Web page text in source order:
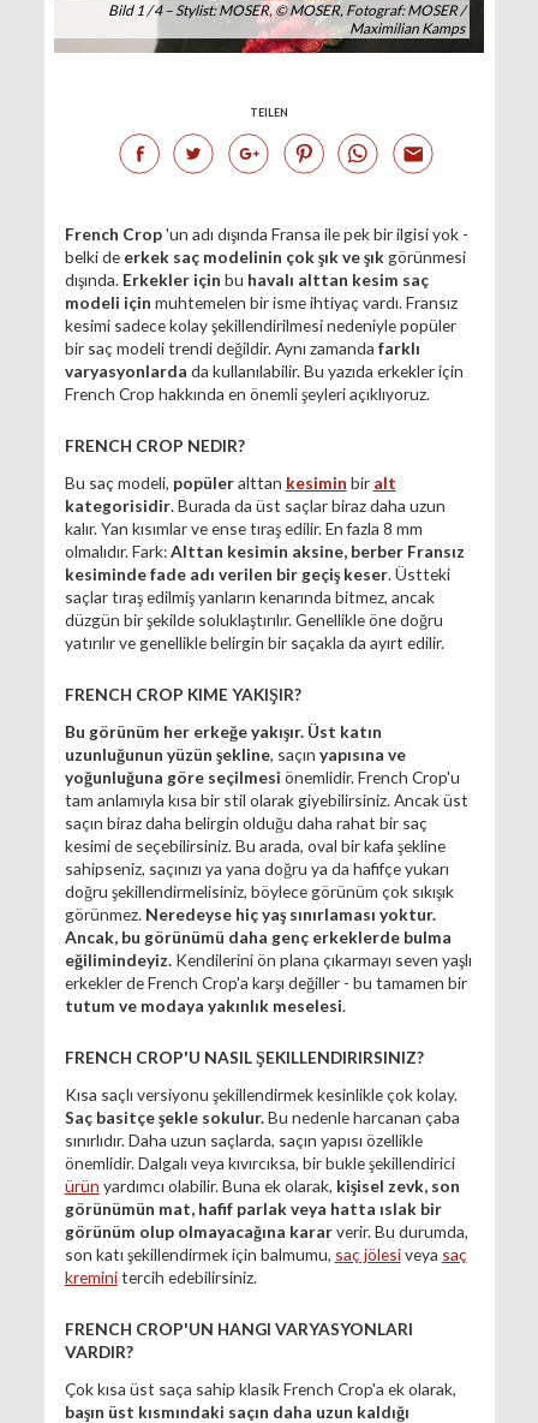
Bild 1 / 4 – Stylist: MOSER, © MOSER, Fotograf: MOSER /
Maximilian Kamps
TEILEN
French Crop'un adı dışında Fransa ile pek bir ilgisi yok -
belki de erkek saç modelinin çok şık ve şıkgörünmesi
dışında. Erkekler için bu havalı alttan kesim saç
modeli için muhtemelen bir isme ihtiyaç vardı. Fransız
kesimi sadece kolay şekillendirilmesi nedeniyle popüler
bir saç modeli trendi değildir. Aynı zamanda farklı
varyasyonlarda da kullanılabilir. Bu yazıda erkekler için
French Crop hakkında en önemli şeyleri açıklıyoruz.
FRENCH CROP NEDIR?
Bu saç modeli, popüleralttan kesimin bir alt
kategorisidir. Burada da üst saçlar biraz daha uzun
kalır. Yan kısımlar ve ense tıraş edilir. En fazla 8 mm
olmalıdır. Fark:Alttan kesimin aksine, berber Fransız
kesiminde fade adı verilen bir geçiş keser. Üstteki
saçlar tıraş edilmiş yanların kenarında bitmez, ancak
düzgün bir şekilde soluklaştırılır. Genellikle öne doğru
yatırılır ve genellikle belirgin bir saçakla da ayırt edilir.
FRENCH CROP KIME YAKIŞIR?
Bu görünüm her erkeğe yakışır. Üst katın
uzunluğunun yüzün şekline, saçın yapısına ve
yoğunluğuna göre seçilmesi önemlidir. French Crop'u
tam anlamıyla kısa bir stil olarak giyebilirsiniz. Ancak üst
saçın biraz daha belirgin olduğu daha rahat bir saç
kesimi de seçebilirsiniz. Bu arada, oval bir kafa şekline
sahipseniz, saçınızı ya yana doğru ya da hafifçe yukarı
doğru şekillendirmelisiniz, böylece görünüm çok sıkışık
görünmez. Neredeyse hiç yaş sınırlaması yoktur.
Ancak, bu görünümü daha genç erkeklerde bulma
eğilimindeyiz.Kendilerini ön plana çıkarmayı seven yaşlı
erkekler de French Crop'a karşı değiller - bu tamamen bir
tutum ve modaya yakınlık meselesi.
FRENCH CROP'U NASIL ŞEKILLENDIRIRSINIZ?
Kısa saçlı versiyonu şekillendirmek kesinlikle çok kolay.
Saç basitçe şekle sokulur.Bu nedenle harcanan çaba
sınırlıdır. Daha uzun saçlarda, saçın yapısı özellikle
önemlidir. Dalgalı veya kıvırcıksa, bir bukle şekillendirici
ürün yardımcı olabilir. Buna ek olarak, kişisel zevk, son
görünümün mat, hafif parlak veya hatta ıslak bir
görünüm olup olmayacağına kararverir. Bu durumda,
son katı şekillendirmek için balmumu, saç jölesiveya saç
kreminitercih edebilirsiniz.
FRENCH CROP'UN HANGI VARYASYONLARI
VARDIR?
Çok kısa üst saça sahip klasik French Crop'a ek olarak,
başın üst kısmındaki saçın daha uzun kaldığı